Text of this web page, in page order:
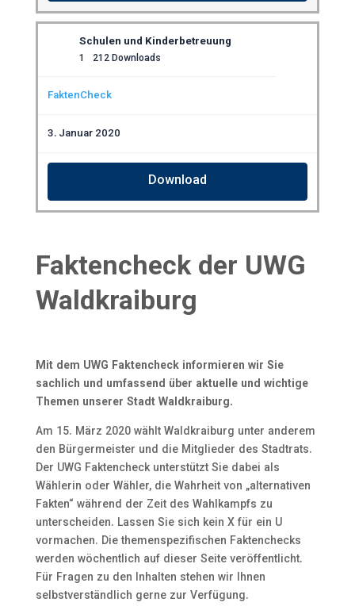
Schulen und Kinderbetreuung
1 212 Downloads
FaktenCheck
3. Januar 2020
Download
Faktencheck der UWG
Waldkraiburg
Mit dem UWG Faktencheck informieren wir Sie
sachlich und umfassend über aktuelle und wichtige
Themen unserer Stadt Waldkraiburg.
Am 15. März 2020 wählt Waldkraiburg unter anderem
den Bürgermeister und die Mitglieder des Stadtrats.
Der UWG Faktencheck unterstützt Sie dabei als
Wählerin oder Wähler, die Wahrheit von „alternativen
Fakten“ während der Zeit des Wahlkampfs zu
unterscheiden. Lassen Sie sich kein X für ein U
vormachen. Die themenspezifischen Faktenchecks
werden wöchentlich auf dieser Seite veröffentlicht.
Für Fragen zu den Inhalten stehen wir Ihnen
selbstverständlich gerne zur Verfügung.